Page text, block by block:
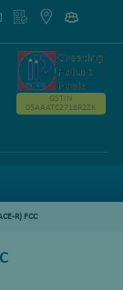
GSTIN
05AAATC2716R2ZK
R) FCC